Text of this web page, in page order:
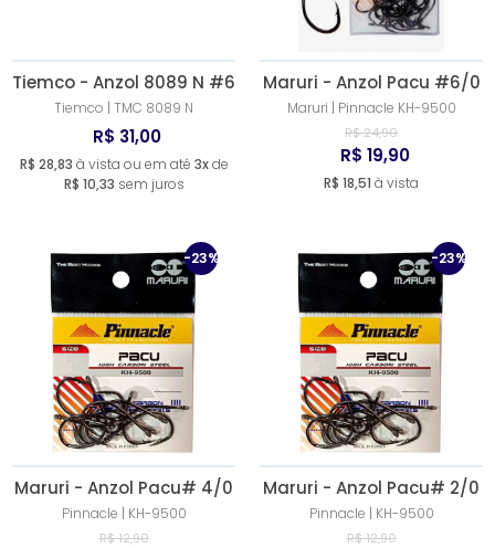
Tiemco - Anzol 8089 N #6
Tiemco | TMC 8089 N
R$ 31,00
R$ 28,83 à vista ou em até 3xde
R$ 10,33 sem juros
Maruri - Anzol Pacu #6/0
Maruri | Pinnacle KH-9500
R$ 24,90
R$ 19,90
R$ 18,51 à vista
-23%
Maruri - Anzol Pacu# 4/0
Pinnacle | KH-9500
R$ 12,90
-23%
Maruri - Anzol Pacu# 2/0
Pinnacle | KH-9500
R$ 12,90